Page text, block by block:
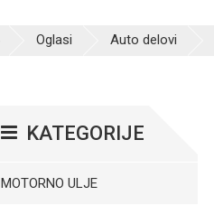
Oglasi Auto delovi
KATEGORIJE
MOTORNO ULJE